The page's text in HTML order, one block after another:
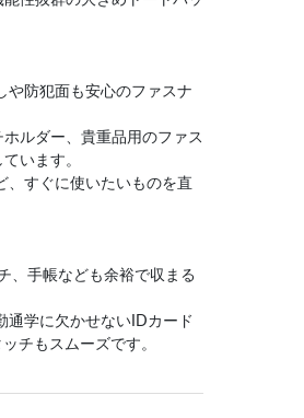
や防犯面も安心のファスナ
ルダー、貴重品用のファス
います。
、すぐに使いたいものを直
、手帳なども余裕で収まる
通学に欠かせないIDカード
チもスムーズです。